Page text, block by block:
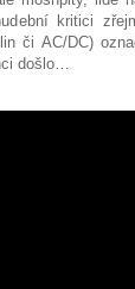
kritici
či AC/DC)
došlo…